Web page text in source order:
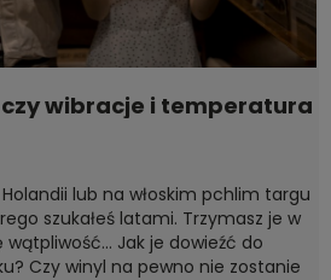
wibracje i temperatura
Holandii lub na włoskim pchlim targu
szukałeś latami. Trzymasz je w
Jak je dowieźć do
Czy winyl na pewno nie zostanie